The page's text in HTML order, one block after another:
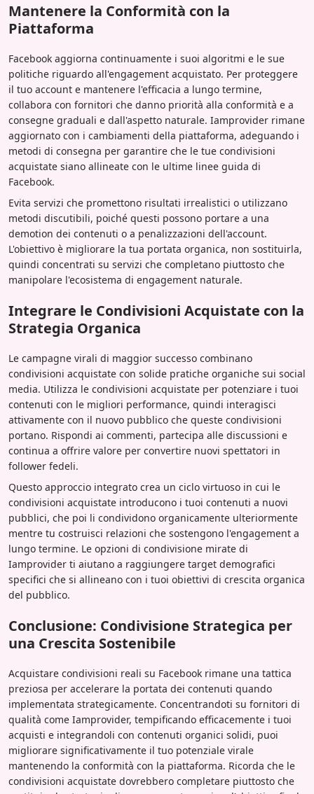
Mantenere la Conformità con la
Piattaforma
Facebook aggiorna continuamente i suoi algoritmi e le sue
politiche riguardo all'engagement acquistato. Per proteggere
il tuo account e mantenere l'efficacia a lungo termine,
collabora con fornitori che danno priorità alla conformità e a
consegne graduali e dall'aspetto naturale. Iamprovider rimane
aggiornato con i cambiamenti della piattaforma, adeguando i
metodi di consegna per garantire che le tue condivisioni
acquistate siano allineate con le ultime linee guida di
Facebook.
Evita servizi che promettono risultati irrealistici o utilizzano
metodi discutibili, poiché questi possono portare a una
demotion dei contenuti o a penalizzazioni dell'account.
L'obiettivo è migliorare la tua portata organica, non sostituirla,
quindi concentrati su servizi che completano piuttosto che
manipolare l'ecosistema di engagement naturale.
Integrare le Condivisioni Acquistate con la
Strategia Organica
Le campagne virali di maggior successo combinano
condivisioni acquistate con solide pratiche organiche sui social
media. Utilizza le condivisioni acquistate per potenziare i tuoi
contenuti con le migliori performance, quindi interagisci
attivamente con il nuovo pubblico che queste condivisioni
portano. Rispondi ai commenti, partecipa alle discussioni e
continua a offrire valore per convertire nuovi spettatori in
follower fedeli.
Questo approccio integrato crea un ciclo virtuoso in cui le
condivisioni acquistate introducono i tuoi contenuti a nuovi
pubblici, che poi li condividono organicamente ulteriormente
mentre tu costruisci relazioni che sostengono l'engagement a
lungo termine. Le opzioni di condivisione mirate di
Iamprovider ti aiutano a raggiungere target demografici
specifici che si allineano con i tuoi obiettivi di crescita organica
del pubblico.
Conclusione: Condivisione Strategica per
una Crescita Sostenibile
Acquistare condivisioni reali su Facebook rimane una tattica
preziosa per accelerare la portata dei contenuti quando
implementata strategicamente. Concentrandoti su fornitori di
qualità come Iamprovider, tempificando efficacemente i tuoi
acquisti e integrandoli con contenuti organici solidi, puoi
migliorare significativamente il tuo potenziale virale
mantenendo la conformità con la piattaforma. Ricorda che le
condivisioni acquistate dovrebbero completare piuttosto che